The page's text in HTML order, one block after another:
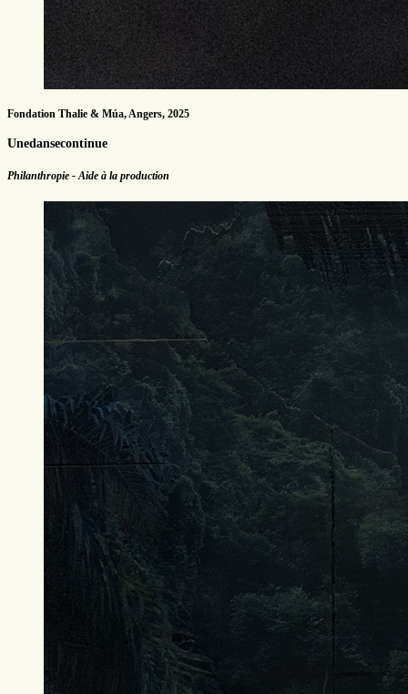
Fondation Thalie & Múa, Angers, 2025
Unedansecontinue
Philanthropie - Aide à la production